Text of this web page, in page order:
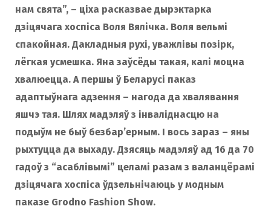
нам свята”, – ціха расказвае дырэктарка
дзіцячага хоспіса Воля Вялічка. Воля вельмі
спакойная. Дакладныя рухі, уважлівы позірк,
лёгкая усмешка. Яна заўсёды такая, калі моцна
хвалюецца. А першы ў Беларусі паказ
адаптыўнага адзення – нагода да хвалявання
яшчэ тая. Шлях мадэляў з інваліднасцю на
подыўм не быў безбар’ерным. І вось зараз – яны
рыхтуцца да выхаду. Дзясяць мадэляў ад 16 да 70
гадоў з “асаблівымі” целамі разам з валанцёрамі
дзіцячага хоспіса ўдзельнічаюць у модным
паказе Grodno Fashion Show.